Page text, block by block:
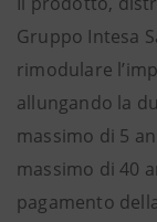
Gruppo Intesa
rimodulare
allungando la
massimo di 5
massimo di 40
pagamento